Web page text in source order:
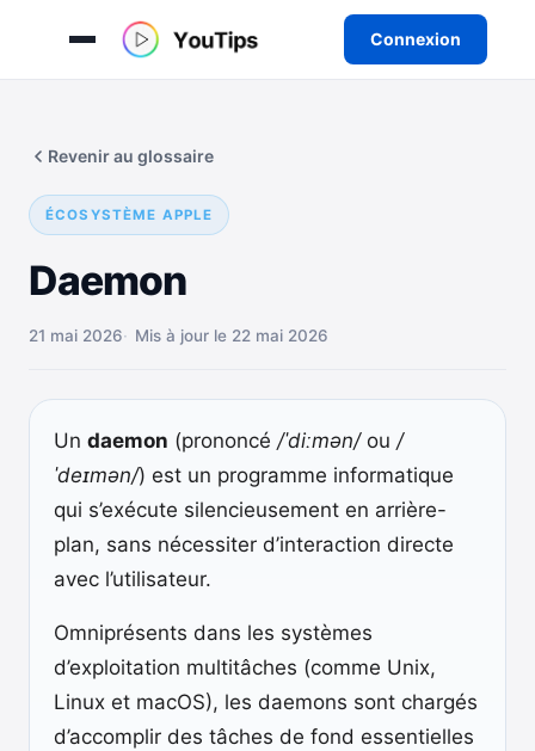
Connexion
contenu
ÉCOSYSTÈME APPLE
Daemon
Revenir au glossaire
21 mai 2026 Mis à jour le 22 mai 2026
Un daemon (prononcé /ˈdiːmən/ou /
ˈdeɪmən/) est un programme informatique
qui s’exécute silencieusement en arrière-
plan, sans nécessiter d’interaction directe
avec l’utilisateur.
Omniprésents dans les systèmes
d’exploitation multitâches (comme Unix,
Linux et macOS), les daemons sont chargés
d’accomplir des tâches de fond essentielles